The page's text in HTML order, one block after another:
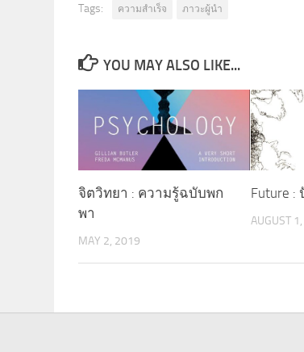
Tags: ความสำเร็จ ภาวะผู้นำ
YOU MAY ALSO LIKE...
จิตวิทยา : ความรู้ฉบับพก
พา
MAY 2, 2019
Future
AUGUST